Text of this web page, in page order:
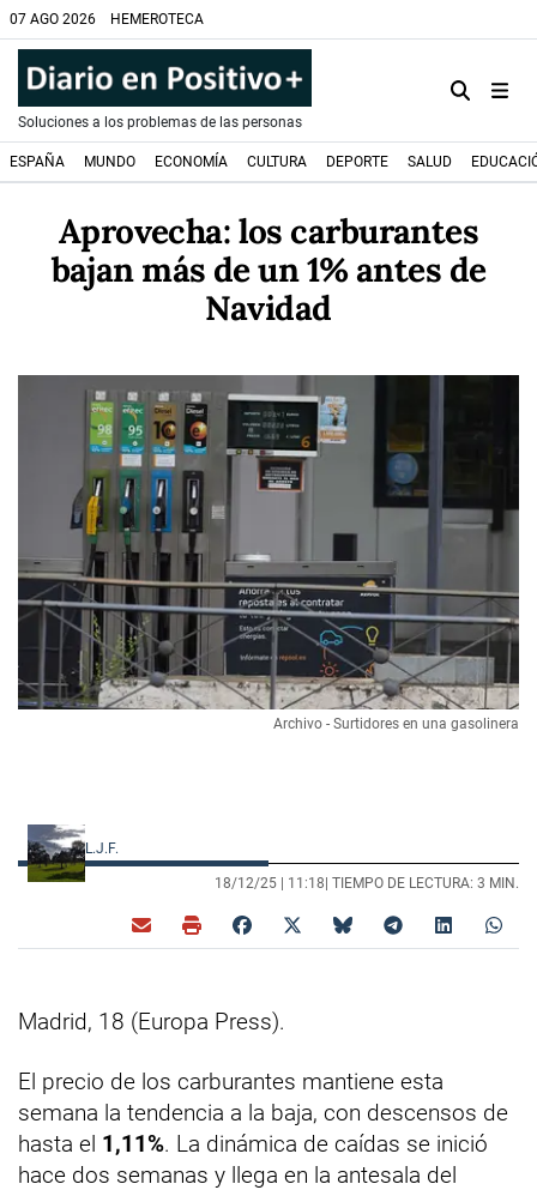
07 AGO 2026 HEMEROTECA
Soluciones a los problemas de las personas
ESPAÑA MUNDO ECONOMÍA CULTURA DEPORTE SALUD
Aprovecha: los carburantes
bajan más de un 1% antes de
Navidad
Archivo - Surtidores en una gasolinera
L.J.F.
18/12/25 | 11:18| TIEMPO DE LECTURA: 3 MIN.
Madrid, 18 (Europa Press).
El precio de los carburantes mantiene esta
semana la tendencia a la baja, con descensos de
hasta el 1,11%. La dinámica de caídas se inició
hace dos semanas y llega en la antesala del